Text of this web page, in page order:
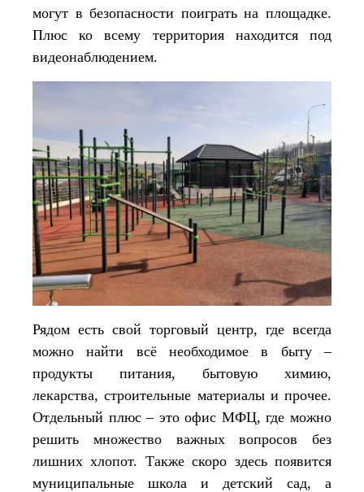
могут в безопасности поиграть на площадке.
Плюс ко всему территория находится под
видеонаблюдением.
Рядом есть свой торговый центр, где всегда
можно найти всё необходимое в быту –
продукты питания, бытовую химию,
лекарства, строительные материалы и прочее.
Отдельный плюс – это офис МФЦ, где можно
решить множество важных вопросов без
лишних хлопот. Также скоро здесь появится
муниципальные школа и детский сад, а